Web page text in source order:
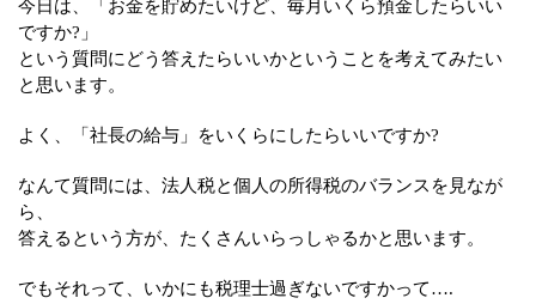
今日は、「お金を貯めたいけど、毎月いくら預金したらいい
ですか?」
という質問にどう答えたらいいかということを考えてみたい
と思います。
よく、「社長の給与」をいくらにしたらいいですか?
なんて質問には、法人税と個人の所得税のバランスを見なが
ら、
答えるという方が、たくさんいらっしゃるかと思います。
でもそれって、いかにも税理士過ぎないですかって….